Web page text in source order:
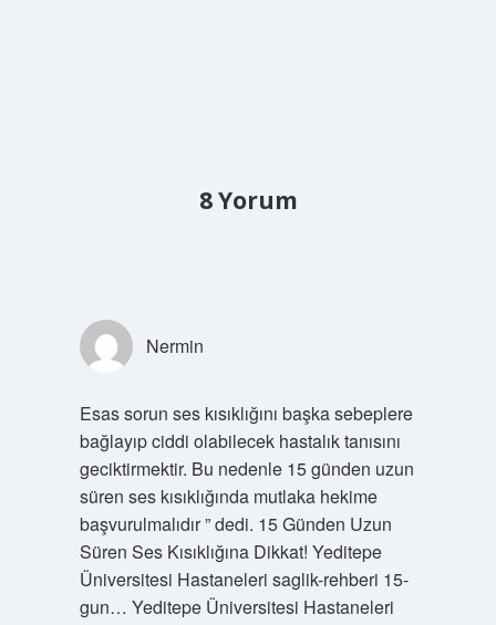
8 Yorum
Nermin
Esas sorun ses kısıklığını başka sebeplere
bağlayıp ciddi olabilecek hastalık tanısını
geciktirmektir. Bu nedenle 15 günden uzun
süren ses kısıklığında mutlaka hekime
başvurulmalıdır ” dedi. 15 Günden Uzun
Süren Ses Kısıklığına Dikkat! Yeditepe
Üniversitesi Hastaneleri saglik-rehberi 15-
gun… Yeditepe Üniversitesi Hastaneleri